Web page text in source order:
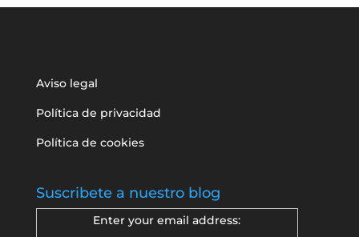
Aviso legal
Política de privacidad
Política de cookies
Suscribete a nuestro blog
Enter your email address: